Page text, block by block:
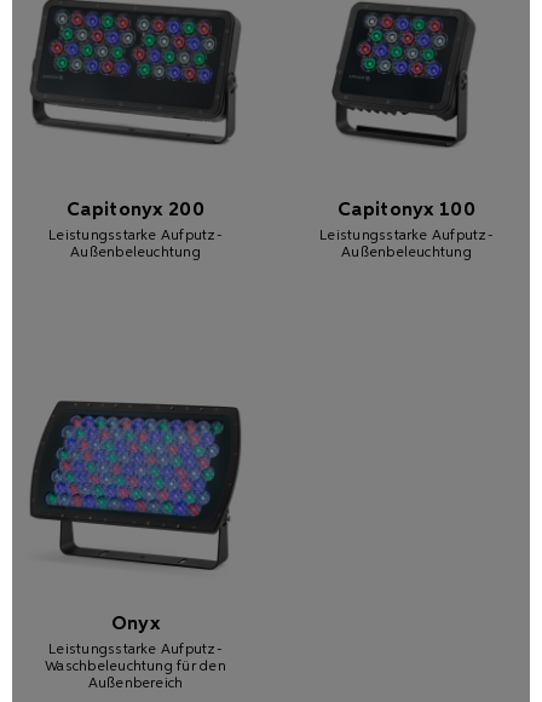
Capitonyx 200
Leistungsstarke Aufputz-
Außenbeleuchtung
Capitonyx 100
Leistungsstarke Aufputz-
Außenbeleuchtung
Onyx
Leistungsstarke Aufputz-
Waschbeleuchtung für den
Außenbereich